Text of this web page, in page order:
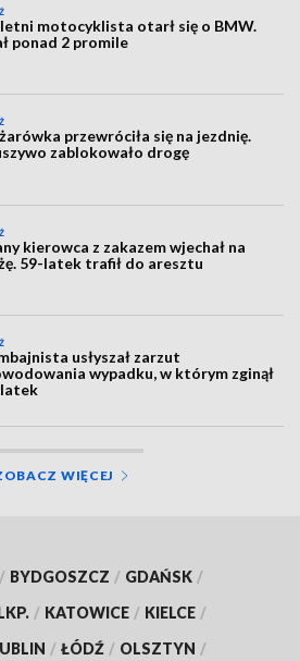
motocyklista otarł się o BMW.
ponad 2 promile
przewróciła się na jezdnię.
zablokowało drogę
kierowca z zakazem wjechał na
59-latek trafił do aresztu
usłyszał zarzut
wypadku, w którym zginął
WIĘCEJ
/ BYDGOSZCZ / GDAŃSK /
/ KATOWICE / KIELCE /
/ ŁÓDŹ / OLSZTYN /